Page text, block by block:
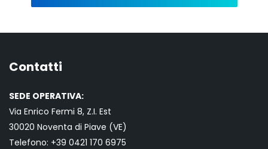
Contatti
SEDE OPERATIVA:
Via Enrico Fermi 8, Z.I. Est
30020 Noventa di Piave (VE)
Telefono: +39 0421 170 6975